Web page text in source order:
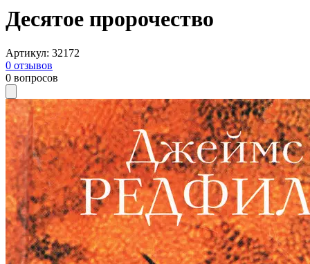
Десятое пророчество
Артикул: 32172
0 отзывов
0 вопросов